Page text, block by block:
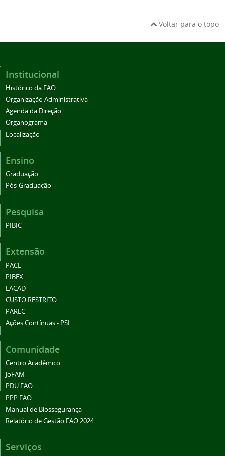
Voltar para o topo
Institucional
Histórico da FAO
Organização Administrativa
Agenda da Direção
Organograma
Localização
Ensino
Graduação
Pós-Graduação
Pesquisa
PIBIC
Extensão
PACE
PIBEX
LACAD
CUSTO RESTRITO
PAREC
Ações Contínuas - PSI
Comunidade
Centro Acadêmico
JoFAM
PDU FAO
PPP FAO
Manual de Biossegurança
Relatório de Gestão FAO 2024
Serviços